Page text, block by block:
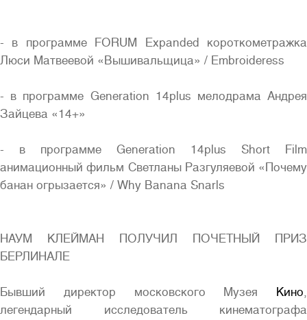
- в программе FORUM Expanded короткометражка
Люси Матвеевой «Вышивальщица» / Embroideress
- в программе Generation 14plus мелодрама Андрея
Зайцева «14+»
- в программе Generation 14plus Short Film
анимационный фильм Светланы Разгуляевой «Почему
банан огрызается» / Why Banana Snarls
НАУМ КЛЕЙМАН ПОЛУЧИЛ ПОЧЕТНЫЙ ПРИЗ
БЕРЛИНАЛЕ
Бывший директор московского Музея Кино,
легендарный исследователь кинематографа